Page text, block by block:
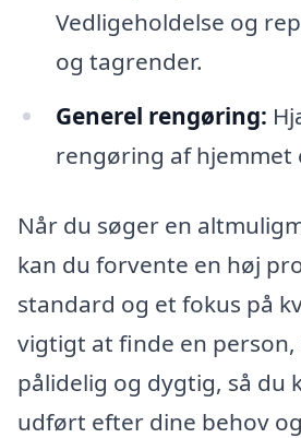
Vedligeholdelse og
og tagrender.
Generel rengøring:
rengøring af hjemmet
Når du søger en
kan du forvente en høj
standard og et fokus på
vigtigt at finde en person,
pålidelig og dygtig, så du
udført efter dine behov